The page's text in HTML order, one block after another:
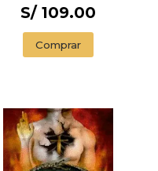
S/ 109.00
Comprar